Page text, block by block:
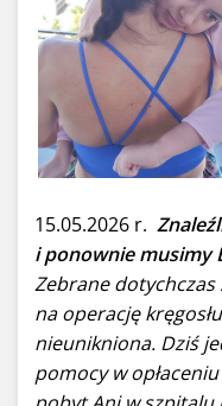
15.05.2026 r.
i ponownie musimy
Zebrane
na operację
nieunikniona. Dziś
pomocy w